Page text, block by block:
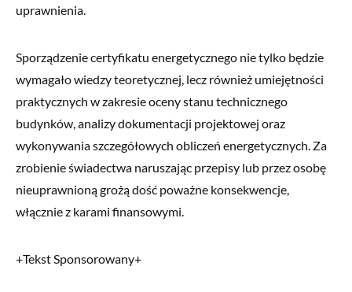
uprawnienia.
Sporządzenie certyfikatu energetycznego nie tylko będzie
wymagało wiedzy teoretycznej, lecz również umiejętności
praktycznych w zakresie oceny stanu technicznego
budynków, analizy dokumentacji projektowej oraz
wykonywania szczegółowych obliczeń energetycznych. Za
zrobienie świadectwa naruszając przepisy lub przez osobę
nieuprawnioną grożą dość poważne konsekwencje,
włącznie z karami finansowymi.
+Tekst Sponsorowany+